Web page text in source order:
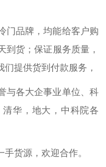
门品牌，均能给客户购
到货；保证服务质量，
提供货到付款服务，
与各大企事业单位、科
华，地大，中科院各
货源，欢迎合作。